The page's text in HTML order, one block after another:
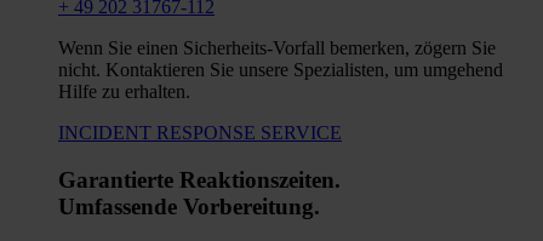
+ 49 202 31767-112
Wenn Sie einen Sicherheits-Vorfall bemerken, zögern Sie
nicht. Kontaktieren Sie unsere Spezialisten, um umgehend
Hilfe zu erhalten.
INCIDENT RESPONSE SERVICE
Garantierte Reaktionszeiten.
Umfassende Vorbereitung.